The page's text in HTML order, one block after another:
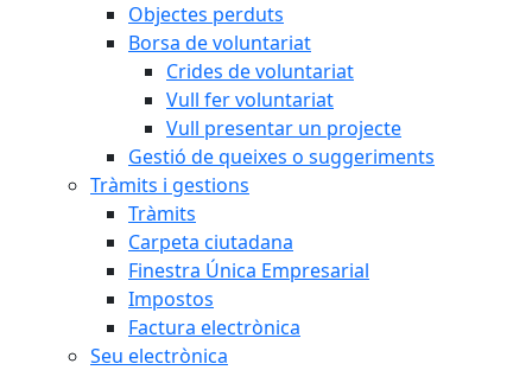
Objectes perduts
Borsa de voluntariat
Crides de voluntariat
Vull fer voluntariat
Vull presentar un projecte
Gestió de queixes o suggeriments
Tràmits i gestions
Tràmits
Carpeta ciutadana
Finestra Única Empresarial
Impostos
Factura electrònica
Seu electrònica